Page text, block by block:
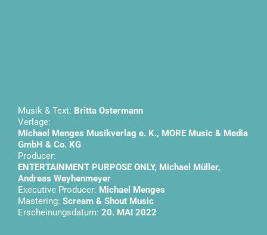
Musik & Text: Britta Ostermann
Verlage:
Michael Menges Musikverlag e. K., MORE Music & Media
GmbH & Co. KG
Producer:
ENTERTAINMENT PURPOSE ONLY, Michael Müller,
Andreas Weyhenmeyer
Executive Producer: Michael Menges
Mastering: Scream & Shout Music
Erscheinungsdatum: 20. MAI 2022